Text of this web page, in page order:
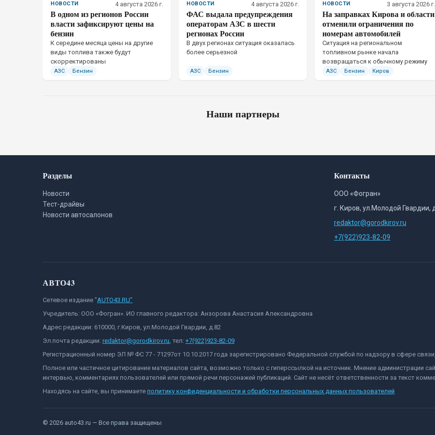
НОВОСТИ 4 августа 2026 г.
В одном из регионов России
власти зафиксируют цены на
бензин
К середине месяца цены на другие
виды топлива также будут
скорректированы
АЗС Бензин
НОВОСТИ 4 августа 2026 г.
ФАС выдала предупреждения
операторам АЗС в шести
регионах России
В двух регионах ситуация оказалась
более серьезной
АЗС Бензин
НОВОСТИ 3 августа 2026 г.
На заправках Кирова и области
отменили ограничения по
номерам автомобилей
Ситуация на региональном
топливном рынке начала
возвращаться к обычному режиму
АЗС Бензин Киров
Наши партнеры
Разделы
Новости
Тест-драйвы
Новости автосалонов
Контакты
ООО «Фогран»
г. Киров, ул.Молодой Гвардии,
redaktor@gorodkirov.ru
+7(922)923-82-09
АВТО43
Сетевое издание "AUTO43.RU"
Учредитель: ООО «Фогран». ИО главного редактора: Анзорова Анастасия Александровна
Адрес редакции: 610000, г.Киров, ул.Молодой Гвардии, д.82
Эл.почта редакции: redaktor@gorodkirov.ru, тел: +7(922)923-82-09
Регистрационный номер ЭЛ № ФС 77 - 71297от 10.10.2017 года зарегистрировано Федеральной службой по надзору в сфере
Полное или частичное цитирование материалов сайта, возможно только с гиперссылкой на источник. Мнение администрации
интервью, комментариях пользователей или прямой речи персонажей публикаций. Сайт не несёт ответственности за текст
Находясь на сайте, вы принимаете политику конфиденциальности и обработки персональных данных пользователей
© 2026 auto43.ru — Все права защищены